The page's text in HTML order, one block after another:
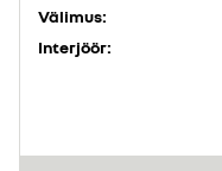
Välimus:
Interjöör: